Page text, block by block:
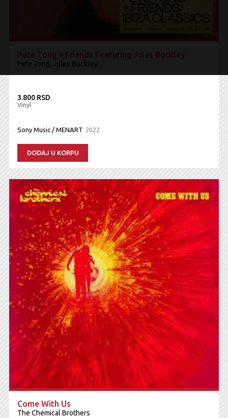
Pete Tong, Jules Buckley
3.800 RSD
Vinyl
Sony Music / MENART 2022
DODAJ U KORPU
Come With Us
The Chemical Brothers